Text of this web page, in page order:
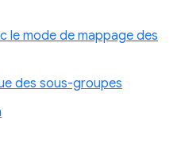
le mode de mappage des
des sous-groupes